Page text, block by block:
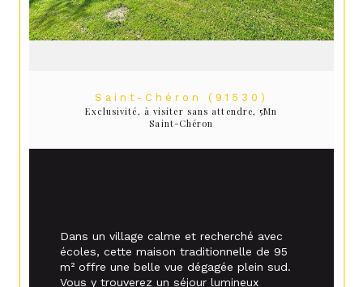
Saint-Chéron (91530)
Exclusivité, à visiter sans attendre, 5Mn
Saint-Chéron
Dans un village calme et recherché avec
écoles, cette maison traditionnelle de 95
m² offre une belle vue dégagée plein sud.
Vous y trouverez un séjour lumineux